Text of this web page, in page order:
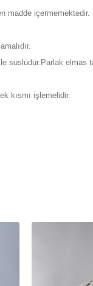
madde içermemektedir.
süslüdür.Parlak elmas
kısmı işlemelidir.